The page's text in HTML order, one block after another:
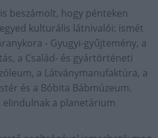
beszámolt, hogy pénteken
kulturális látnivalói: ismét
- Gyugyi-gyűjtemény, a
a Család- és gyártörténeti
a Látványmanufaktúra, a
és a Bóbita Bábmúzeum.
a planetárium